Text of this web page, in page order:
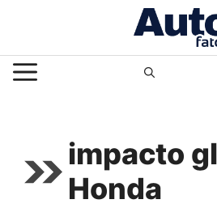
o
conteúdoMENU
impacto
Honda